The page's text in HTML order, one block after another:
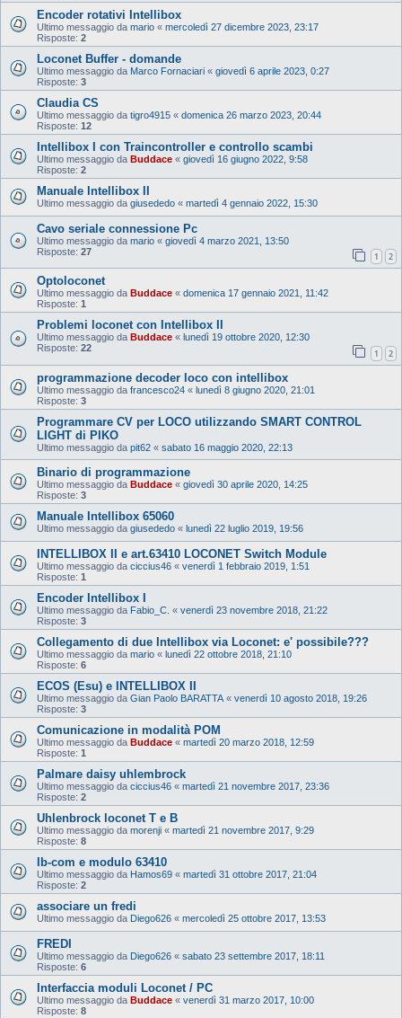
Encoder rotativi Intellibox
Ultimo messaggio da mario « mercoledì 27 dicembre 2023, 23:17
Risposte: 2
Loconet Buffer - domande
Ultimo messaggio da Marco Fornaciari « giovedì 6 aprile 2023, 0:27
Risposte: 3
Claudia CS
Ultimo messaggio da tigro4915 « domenica 26 marzo 2023, 20:44
Risposte: 12
Intellibox I con Traincontroller e controllo scambi
Ultimo messaggio da Buddace « giovedì 16 giugno 2022, 9:58
Risposte: 2
Manuale Intellibox II
Ultimo messaggio da giusededo « martedì 4 gennaio 2022, 15:30
Cavo seriale connessione Pc
Ultimo messaggio da mario « giovedì 4 marzo 2021, 13:50
Risposte: 27 1 2
Optoloconet
Ultimo messaggio da Buddace « domenica 17 gennaio 2021, 11:42
Risposte: 1
Problemi loconet con Intellibox II
Ultimo messaggio da Buddace « lunedì 19 ottobre 2020, 12:30
Risposte: 22 1 2
programmazione decoder loco con intellibox
Ultimo messaggio da francesco24 « lunedì 8 giugno 2020, 21:01
Risposte: 3
Programmare CV per LOCO utilizzando SMART CONTROL
LIGHT di PIKO
Ultimo messaggio da pit62 « sabato 16 maggio 2020, 22:13
Binario di programmazione
Ultimo messaggio da Buddace « giovedì 30 aprile 2020, 14:25
Risposte: 3
Manuale Intellibox 65060
Ultimo messaggio da giusededo « lunedì 22 luglio 2019, 19:56
INTELLIBOX II e art.63410 LOCONET Switch Module
Ultimo messaggio da ciccius46 « venerdì 1 febbraio 2019, 1:51
Risposte: 1
Encoder Intellibox I
Ultimo messaggio da Fabio_C. « venerdì 23 novembre 2018, 21:22
Risposte: 3
Collegamento di due Intellibox via Loconet: e' possibile???
Ultimo messaggio da mario « lunedì 22 ottobre 2018, 21:10
Risposte: 6
ECOS (Esu) e INTELLIBOX II
Ultimo messaggio da Gian Paolo BARATTA « venerdì 10 agosto 2018, 19:26
Risposte: 3
Comunicazione in modalità POM
Ultimo messaggio da Buddace « martedì 20 marzo 2018, 12:59
Risposte: 1
Palmare daisy uhlembrock
Ultimo messaggio da ciccius46 « martedì 21 novembre 2017, 23:36
Risposte: 2
Uhlenbrock loconet T e B
Ultimo messaggio da morenji « martedì 21 novembre 2017, 9:29
Risposte: 8
Ib-com e modulo 63410
Ultimo messaggio da Hamos69 « martedì 31 ottobre 2017, 21:04
Risposte: 2
associare un fredi
Ultimo messaggio da Diego626 « mercoledì 25 ottobre 2017, 13:53
FREDI
Ultimo messaggio da Diego626 « sabato 23 settembre 2017, 18:11
Risposte: 6
Interfaccia moduli Loconet / PC
Ultimo messaggio da Buddace « venerdì 31 marzo 2017, 10:00
Risposte: 8